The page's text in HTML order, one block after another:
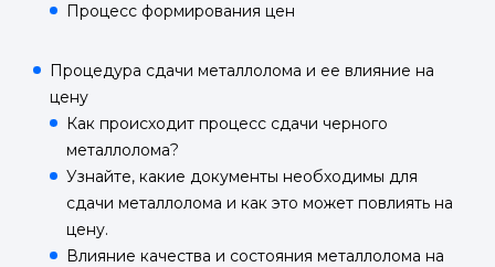
Процесс формирования цен
Процедура сдачи металлолома и ее влияние на
цену
Как происходит процесс сдачи черного
металлолома?
Узнайте, какие документы необходимы для
сдачи металлолома и как это может повлиять на
цену.
Влияние качества и состояния металлолома на